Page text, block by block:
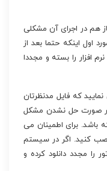
هم در اجرای آن مشکلی
اول اینکه حتما بعد از
افزار را بسته و مجددا
که فایل مدنظرتان
در صورت حل نشدن مشکل
برای اطمینان می
نصب کنید. اگر در سیستم
را مجدد دانلود کرده و